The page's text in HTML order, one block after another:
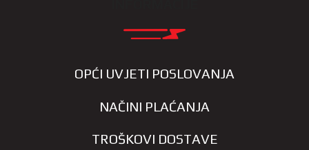
OPĆI UVJETI POSLOVANJA
NAČINI PLAĆANJA
TROŠKOVI DOSTAVE